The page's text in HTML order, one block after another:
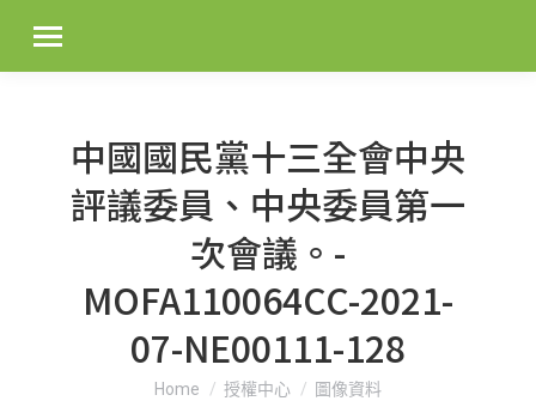
中國國民黨十三全會中央
評議委員、中央委員第一
次會議。-
MOFA110064CC-2021-
07-NE00111-128
You are here:Home 授權中心
圖像資料